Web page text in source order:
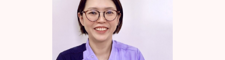
ーーーーーーーーー